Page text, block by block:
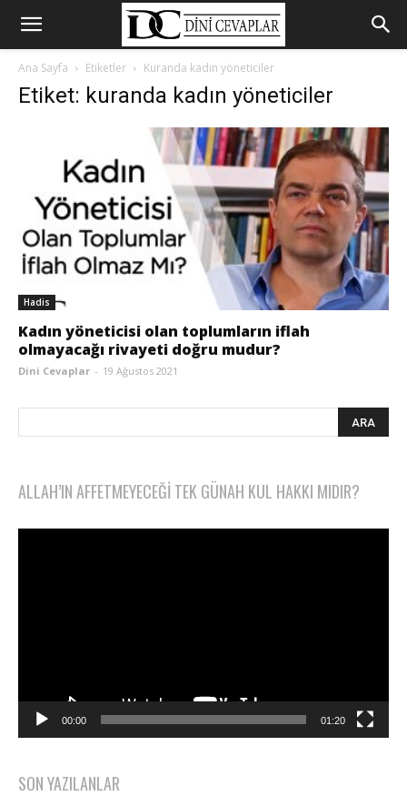
Ana Sayfa Etiketler Kuranda kadın yöneticiler
Etiket: kuranda kadın yöneticiler
Hadis
Kadın yöneticisi olan toplumların iflah
olmayacağı rivayeti doğru mudur?
Dini Cevaplar - 19 Ağustos 2021
ALLAH’IN AFFETMEYECEĞI TEK GÜNAH KUL HAKKI MIDIR?
00:00 01:20
SON YAZILANLAR